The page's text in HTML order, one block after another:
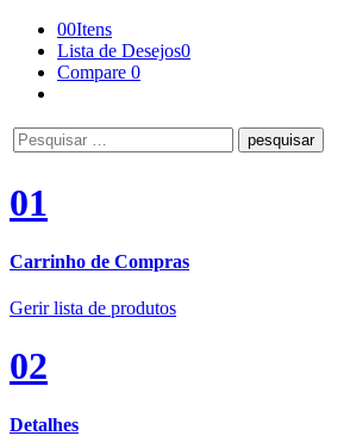
00Itens
Lista de Desejos0
Compare 0
Procure
aqui
01
Carrinho de Compras
Gerir lista de produtos
02
Detalhes